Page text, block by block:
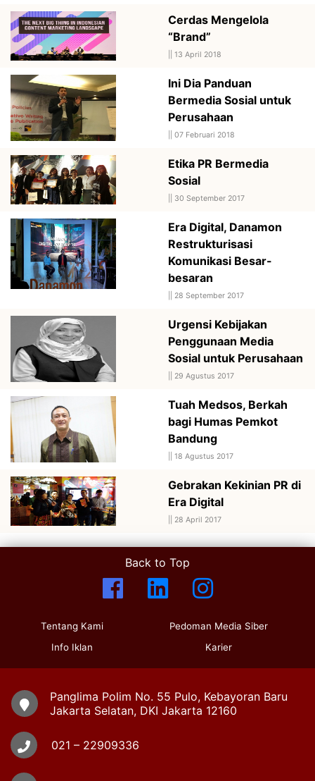
Cerdas Mengelola
“Brand”
13 April 2018
Ini Dia Panduan
Bermedia Sosial untuk
Perusahaan
07 Februari 2018
Etika PR Bermedia
Sosial
30 September 2017
Era Digital, Danamon
Restrukturisasi
Komunikasi Besar-
besaran
28 September 2017
Urgensi Kebijakan
Penggunaan Media
Sosial untuk Perusahaan
29 Agustus 2017
Tuah Medsos, Berkah
bagi Humas Pemkot
Bandung
18 Agustus 2017
Gebrakan Kekinian PR di
Era Digital
28 April 2017
Back to Top
Tentang Kami
Info Iklan
Pedoman Media Siber
Karier
Panglima Polim No. 55 Pulo, Kebayoran Baru
Jakarta Selatan, DKI Jakarta 12160
021 – 22909336